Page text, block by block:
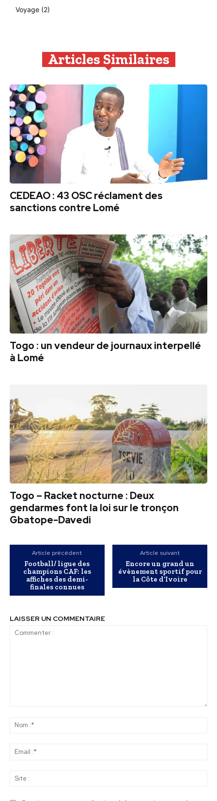
Voyage (2)
Articles Similaires
CEDEAO : 43 OSC réclament des
sanctions contre Lomé
Togo : un vendeur de journaux interpellé
à Lomé
Togo – Racket nocturne : Deux
gendarmes font la loi sur le tronçon
Gbatope-Davedi
Article précédent
Football/ ligue des
champions CAF: les
affiches des demi-
finales connues
Article suivant
Encore un grand un
évènement sportif pour
la Côte d’Ivoire
LAISSER UN COMMENTAIRE